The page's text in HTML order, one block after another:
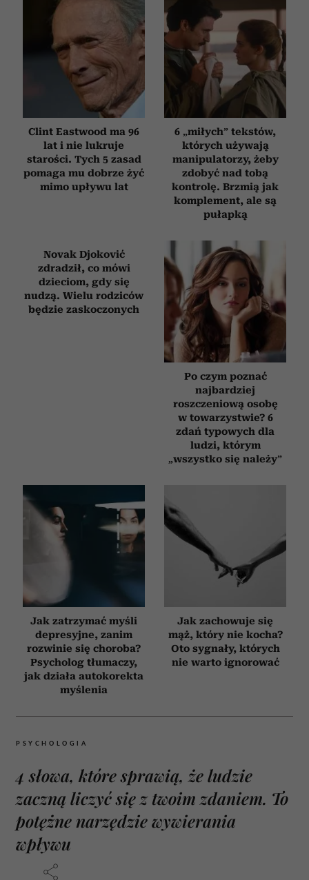
Clint Eastwood ma 96
lat i nie lukruje
starości. Tych 5 zasad
pomaga mu dobrze żyć
mimo upływu lat
6 „miłych” tekstów,
których używają
manipulatorzy, żeby
zdobyć nad tobą
kontrolę. Brzmią jak
komplement, ale są
pułapką
Novak Djoković
zdradził, co mówi
dzieciom, gdy się
nudzą. Wielu rodziców
będzie zaskoczonych
Po czym poznać
najbardziej
roszczeniową osobę
w towarzystwie? 6
zdań typowych dla
ludzi, którym
„wszystko się należy”
Jak zatrzymać myśli
depresyjne, zanim
rozwinie się choroba?
Psycholog tłumaczy,
jak działa autokorekta
myślenia
Jak zachowuje się
mąż, który nie kocha?
Oto sygnały, których
nie warto ignorować
PSYCHOLOGIA
4 słowa, które sprawią, że ludzie
zaczną liczyć się z twoim zdaniem. To
potężne narzędzie wywierania
wpływu